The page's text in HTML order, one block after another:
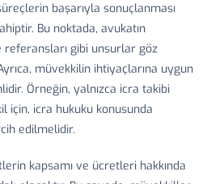
başarıyla sonuçlanması
Bu noktada, avukatın
referansları gibi unsurlar göz
müvekkilin ihtiyaçlarına uygun
Örneğin, yalnızca icra takibi
için, icra hukuku konusunda
edilmelidir.
kapsamı ve ücretleri hakkında